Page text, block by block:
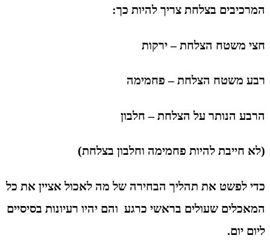
המרכיבים בצלחת צריך להיות כך:
חצי משטח הצלחת – ירקות
רבע משטח הצלחת – פחמימה
הרבע הנותר על הצלחת – חלבון
(לא חייבת להיות פחמימה וחלבון בצלחת)
כדי לפשט את תהליך הבחירה של מה לאכול אציין את כל
המאכלים שעולים בראשי כרגע והם יהיו רעיונות בסיסיים
ליום יום.